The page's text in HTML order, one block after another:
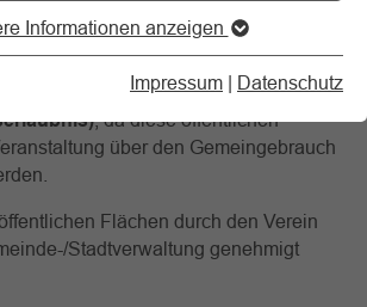
Informationen anzeigen
Impressum | Datenschutz
öffentliche Straßen,
(auch:
, da diese öffentlichen
über den Gemeingebrauch
Flächen durch den Verein
Stadtverwaltung genehmigt